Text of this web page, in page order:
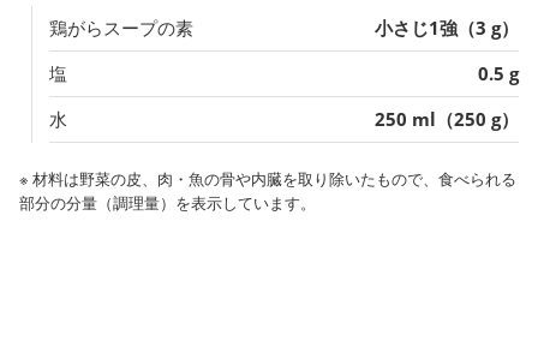
鶏がらスープの素
小さじ1強（3 g）
塩
0.5 g
水
250 ml（250 g）
※ 材料は野菜の皮、肉・魚の骨や内臓を取り除いたもので、食べられる
部分の分量（調理量）を表示しています。